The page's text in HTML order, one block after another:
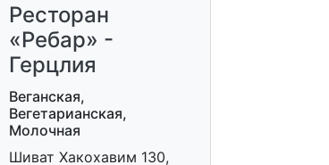
Ресторан
«Ребар» -
Герцлия
Веганская,
Вегетарианская,
Молочная
Шиват Хакохавим 130,